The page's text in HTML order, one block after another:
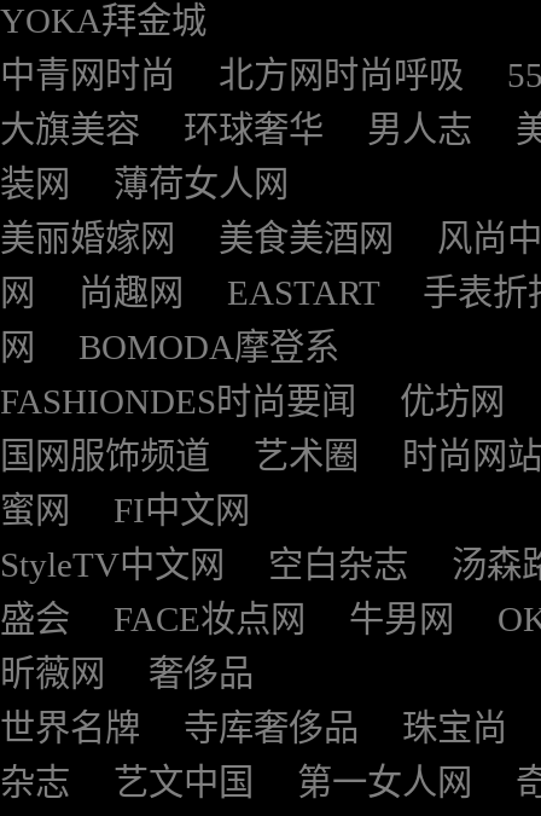
YOKA拜金城
中青网时尚
北方网时尚呼吸
大旗美容
环球奢华 男人志
装网
薄荷女人网
美丽婚嫁网
美食美酒网
风尚
网
尚趣网 EASTART
手表折
网
BOMODA摩登系
FASHIONDES时尚要闻
优坊网
国网服饰频道
艺术圈
时尚网站
蜜网
FI中文网
StyleTV中文网
空白杂志
汤森
盛会
FACE妆点网 牛男网
昕薇网
奢侈品
世界名牌
寺库奢侈品
珠宝尚
杂志
艺文中国 第一女人网